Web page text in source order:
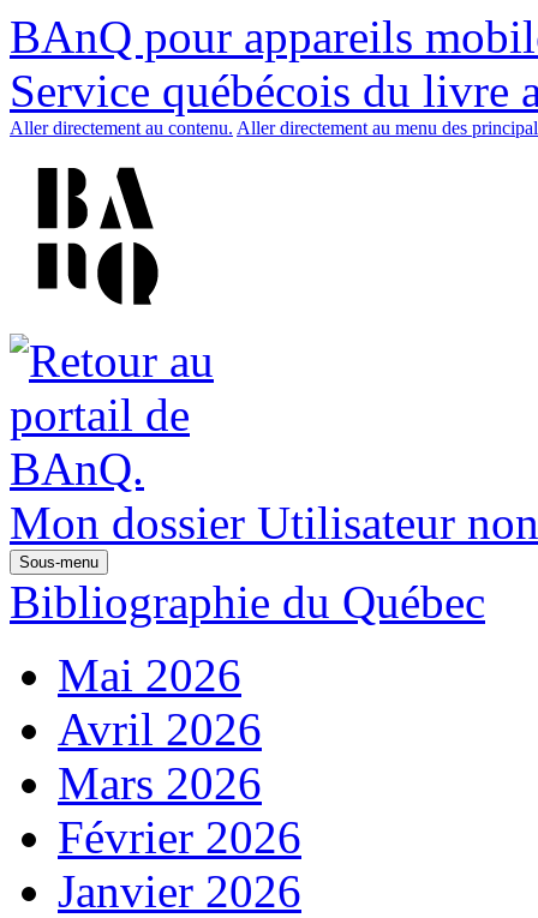
BAnQ pour appareils
Service québécois du livre
Aller directement au contenu. Aller directement au menu des
Mon dossier Utilisateur
Sous-menu
Bibliographie du Québec
Mai 2026
Avril 2026
Mars 2026
Février 2026
Janvier 2026